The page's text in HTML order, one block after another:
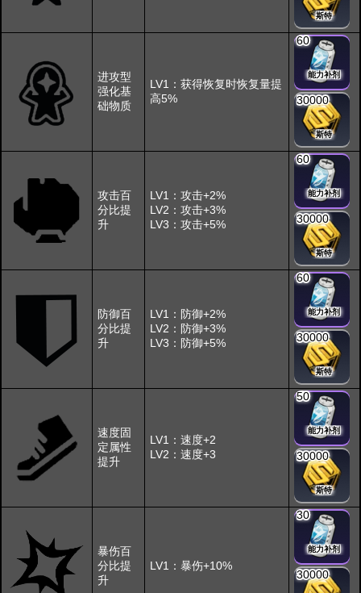
斯特
进攻型
强化基
础物质
LV1：获得恢复时恢复量提
高5%
60
能力补剂
30000
斯特
攻击百
分比提
升
LV1：攻击+2%
LV2：攻击+3%
LV3：攻击+5%
60
能力补剂
30000
斯特
防御百
分比提
升
LV1：防御+2%
LV2：防御+3%
LV3：防御+5%
60
能力补剂
30000
斯特
速度固
定属性
提升
LV1：速度+2
LV2：速度+3
50
能力补剂
30000
斯特
暴伤百
分比提
升
LV1：暴伤+10%
30
能力补剂
30000